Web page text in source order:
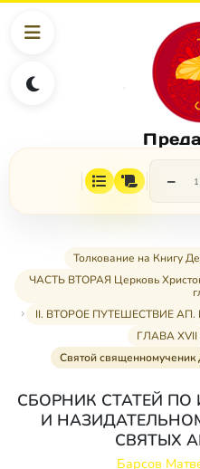
−
Толкование на Книгу
ЧАСТЬ ВТОРАЯ Церковь
II. ВТОРОЕ ПУТЕШЕСТВИЕ АП.
ГЛАВА XVII
Святой священномученик
СБОРНИК СТАТЕЙ
И
СВЯТЫХ
Барсов